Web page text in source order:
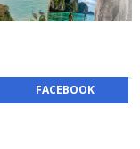
FACEBOOK